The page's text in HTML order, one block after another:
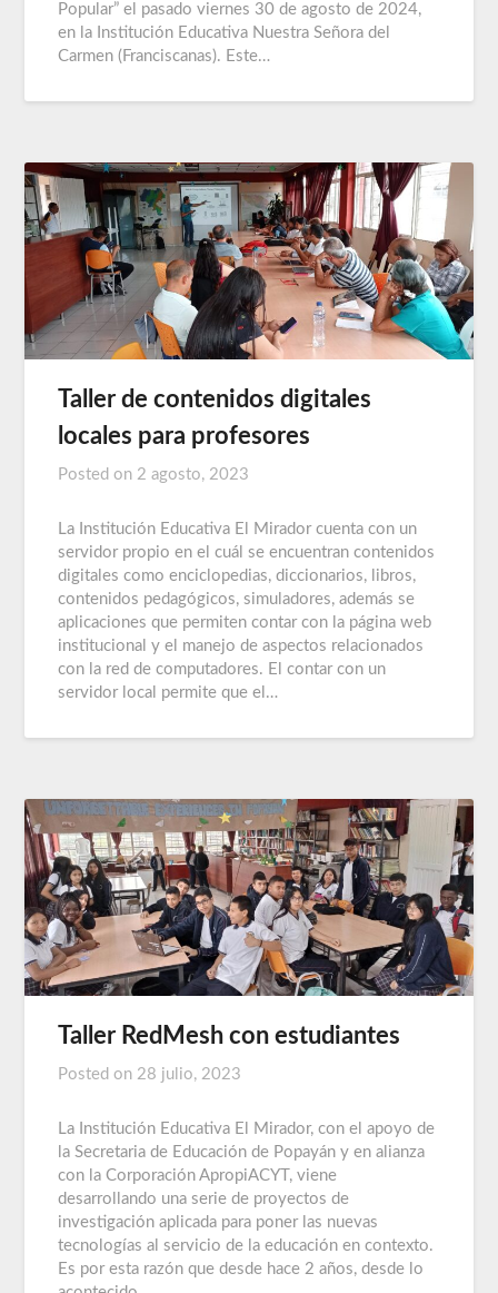
Popular” el pasado viernes 30 de agosto de 2024,
en la Institución Educativa Nuestra Señora del
Carmen (Franciscanas). Este…
Taller de contenidos digitales
locales para profesores
Posted on 2 agosto, 2023
La Institución Educativa El Mirador cuenta con un
servidor propio en el cuál se encuentran contenidos
digitales como enciclopedias, diccionarios, libros,
contenidos pedagógicos, simuladores, además se
aplicaciones que permiten contar con la página web
institucional y el manejo de aspectos relacionados
con la red de computadores. El contar con un
servidor local permite que el…
Taller RedMesh con estudiantes
Posted on 28 julio, 2023
La Institución Educativa El Mirador, con el apoyo de
la Secretaria de Educación de Popayán y en alianza
con la Corporación ApropiACYT, viene
desarrollando una serie de proyectos de
investigación aplicada para poner las nuevas
tecnologías al servicio de la educación en contexto.
Es por esta razón que desde hace 2 años, desde lo